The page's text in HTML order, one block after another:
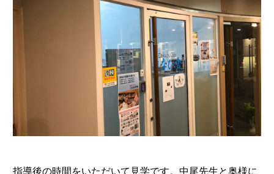
指導後の時間をいただいて見学です。中尾先生と奥様に